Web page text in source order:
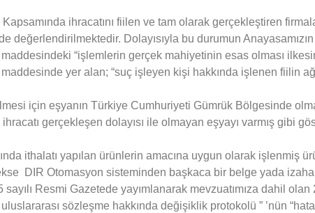
ihracatını fiilen ve tam olarak gerçekleştiren
değerlendirilmektedir. Dolayısıyla bu durumun
“işlemlerin gerçek mahiyetinin esas olması
yer alan; “suç işleyen kişi hakkında işlenen fiilin
için eşyanın Türkiye Cumhuriyeti Gümrük Bölgesinde
gerçekleşen dolayısı ile olmayan eşyayı varmış
ithalatı yapılan ürünlerin amacına uygun olarak
DIR Otomasyon sisteminden başkaca bir belge yada
Resmi Gazetede yayımlanarak mevzuatımıza dahil
sözleşme hakkında değişiklik protokolü ” ’nün